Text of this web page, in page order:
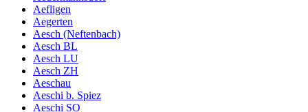
Aefligen
Aegerten
Aesch (Neftenbach)
Aesch BL
Aesch LU
Aesch ZH
Aeschau
Aeschi b. Spiez
Aeschi SO